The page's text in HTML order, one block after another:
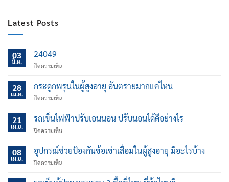
Latest Posts
03
มิ.ย.
24049
ปิดความเห็นบน
28
เม.ย.
กระดูกพรุนในผู้สูงอายุ อันตรายมากแค่ไหน
ปิดความเห็นบน
พรุน
ใน
ผู้
อายุ
มาก
21
เม.ย.
รถเข็นไฟฟ้าปรับเอนนอน ปรับนอนได้ดีอย่างไร
ปิดความเห็นบน
เข็น
ไฟฟ้า
ปรับ
08
เม.ย.
อุปกรณ์ช่วยป้องกันข้อเข่าเสื่อมในผู้สูงอายุ มีอะไรบ้าง
ปิดความเห็นบน
ช่วย